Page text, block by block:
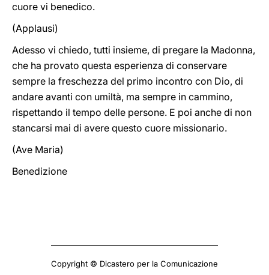
cuore vi benedico.
(Applausi)
Adesso vi chiedo, tutti insieme, di pregare la Madonna,
che ha provato questa esperienza di conservare
sempre la freschezza del primo incontro con Dio, di
andare avanti con umiltà, ma sempre in cammino,
rispettando il tempo delle persone. E poi anche di non
stancarsi mai di avere questo cuore missionario.
(Ave Maria)
Benedizione
Copyright © Dicastero per la Comunicazione